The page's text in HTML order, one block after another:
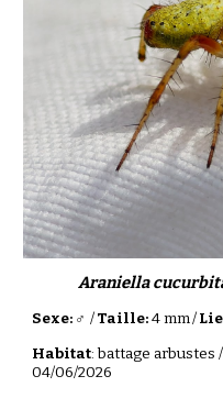
Araniella
Sexe: ♂/Taille:4 mm/
Habitat:battage arbustes /
04/06/2026